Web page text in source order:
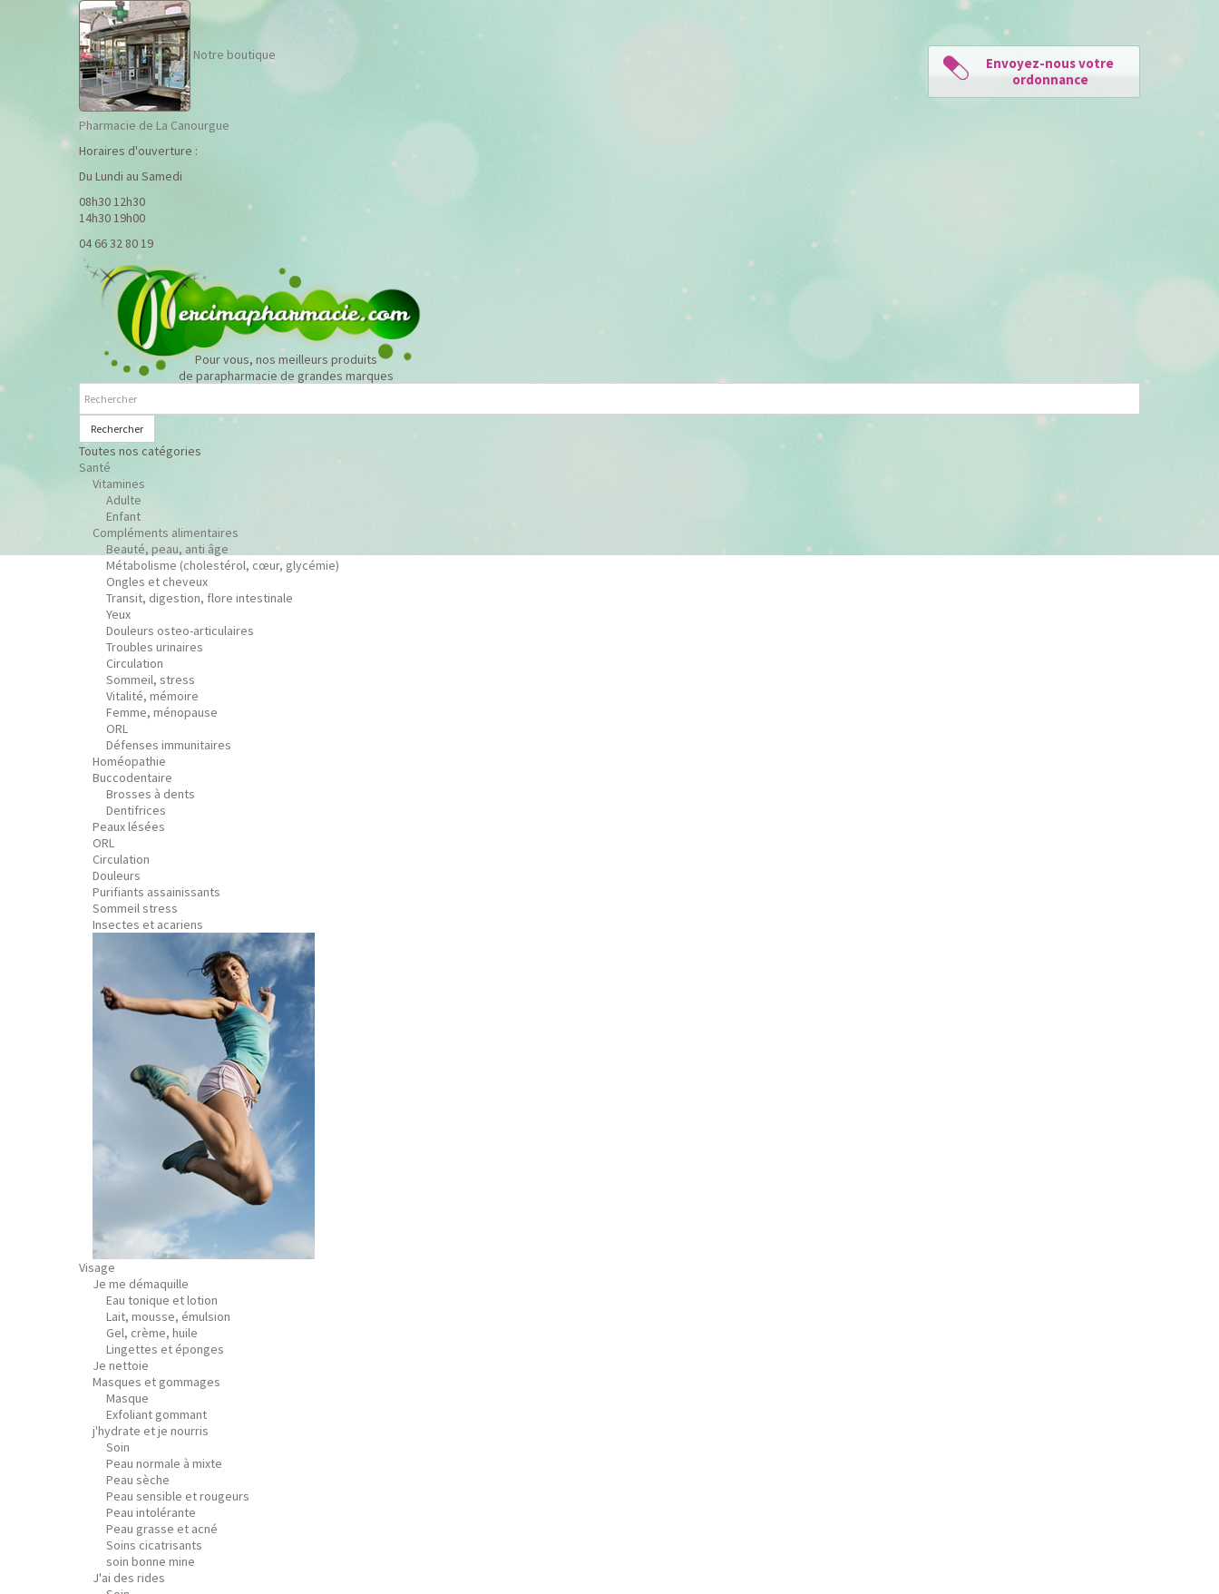
Notre boutique
Pharmacie de La Canourgue
Horaires d'ouverture :
Du Lundi au Samedi
08h30 12h30
14h30 19h00
04 66 32 80 19
Pour vous, nos meilleurs produits
de parapharmacie de grandes marques
Rechercher
Toutes nos catégories
Santé
Vitamines
Adulte
Enfant
Compléments alimentaires
Beauté, peau, anti âge
Métabolisme (cholestérol, cœur, glycémie)
Ongles et cheveux
Transit, digestion, flore intestinale
Yeux
Douleurs osteo-articulaires
Troubles urinaires
Circulation
Sommeil, stress
Vitalité, mémoire
Femme, ménopause
ORL
Défenses immunitaires
Homéopathie
Buccodentaire
Brosses à dents
Dentifrices
Peaux lésées
ORL
Circulation
Douleurs
Purifiants assainissants
Sommeil stress
Insectes et acariens
Visage
Je me démaquille
Eau tonique et lotion
Lait, mousse, émulsion
Gel, crème, huile
Lingettes et éponges
Je nettoie
Masques et gommages
Masque
Exfoliant gommant
j'hydrate et je nourris
Soin
Peau normale à mixte
Peau sèche
Peau sensible et rougeurs
Peau intolérante
Peau grasse et acné
Soins cicatrisants
soin bonne mine
J'ai des rides
Envoyez-nous votre
ordonnance